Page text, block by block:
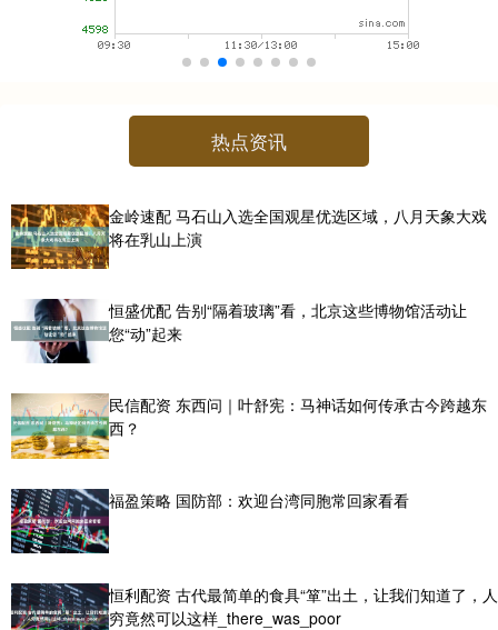
热点资讯
金岭速配 马石山入选全国观星优选区域，八月天象大戏
将在乳山上演
恒盛优配 告别“隔着玻璃”看，北京这些博物馆活动让
您“动”起来
民信配资 东西问｜叶舒宪：马神话如何传承古今跨越东
西？
福盈策略 国防部：欢迎台湾同胞常回家看看
恒利配资 古代最简单的食具“箪”出土，让我们知道了，人
穷竟然可以这样_there_was_poor